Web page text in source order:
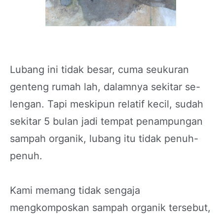
Lubang ini tidak besar, cuma seukuran
genteng rumah lah, dalamnya sekitar se-
lengan. Tapi meskipun relatif kecil, sudah
sekitar 5 bulan jadi tempat penampungan
sampah organik, lubang itu tidak penuh-
penuh.
Kami memang tidak sengaja
mengkomposkan sampah organik tersebut,